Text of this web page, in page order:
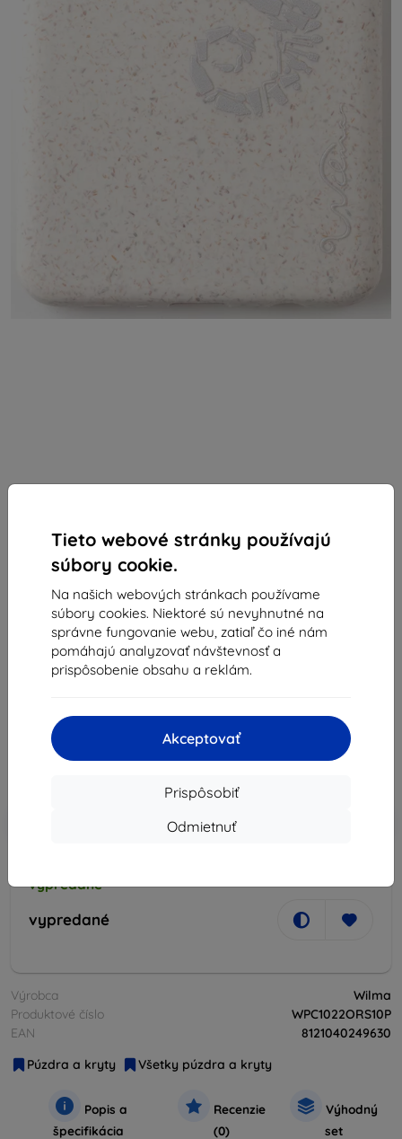
Tieto webové stránky používajú
súbory cookie.
Na našich webových stránkach používame
súbory cookies. Niektoré sú nevyhnutné na
správne fungovanie webu, zatiaľ čo iné nám
pomáhajú analyzovať návštevnosť a
prispôsobenie obsahu a reklám.
Akceptovať
Prispôsobiť
Odmietnuť
Wilma Stop Plastic Matt Seahorse for Galaxy S10+
White (WPC1022ORS10P)
Vhodné pre: Samsung Galaxy S10+
37,82 €
34,05 €
Zľava s kupónom EXTRA10
vypredané
vypredané
Výrobca
Wilma
Produktové číslo
WPC1022ORS10P
EAN
8121040249630
Púzdra a kryty
Všetky púzdra a kryty
Popis a
špecifikácia
Recenzie
(0)
Výhodný
set